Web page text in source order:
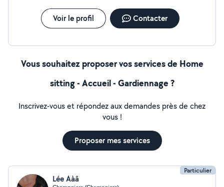
Voir le profil Contacter
Vous souhaitez proposer vos services de Home
sitting - Accueil - Gardiennage ?
Inscrivez-vous et répondez aux demandes près de chez
vous !
Proposer mes services
Particulier
Lée Aàâ